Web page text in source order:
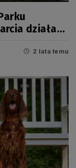
działań
2 lata temu